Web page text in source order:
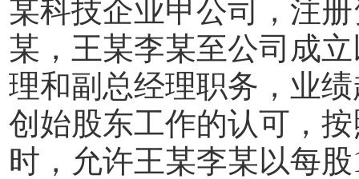
某科技企业甲公司，注
某，王某李某至公司成
理和副总经理职务，业
创始股东工作的认可，
时，允许王某李某以每股